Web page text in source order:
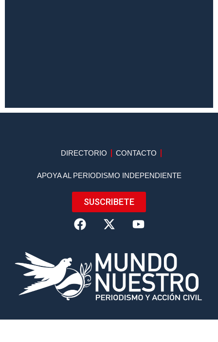
DIRECTORIO CONTACTO
APOYA AL PERIODISMO INDEPENDIENTE
SUSCRIBETE